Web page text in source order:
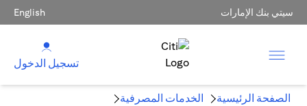
سيتي بنك الإمارات English
تسجيل الدخول
الصفحة الرئيسية
الخدمات المصرفية